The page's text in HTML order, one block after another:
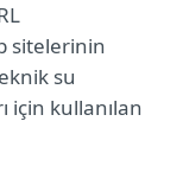
sitelerinin
su
için kullanılan